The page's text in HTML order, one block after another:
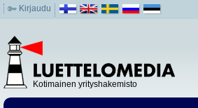
Kirjaudu
Kotimainen yrityshakemisto